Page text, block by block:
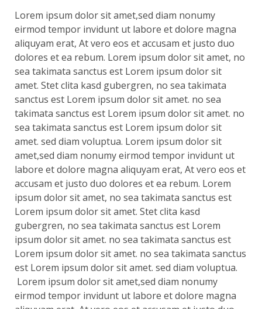
Lorem ipsum dolor sit amet,sed diam nonumy
eirmod tempor invidunt ut labore et dolore magna
aliquyam erat, At vero eos et accusam et justo duo
dolores et ea rebum. Lorem ipsum dolor sit amet, no
sea takimata sanctus est Lorem ipsum dolor sit
amet. Stet clita kasd gubergren, no sea takimata
sanctus est Lorem ipsum dolor sit amet. no sea
takimata sanctus est Lorem ipsum dolor sit amet. no
sea takimata sanctus est Lorem ipsum dolor sit
amet. sed diam voluptua. Lorem ipsum dolor sit
amet,sed diam nonumy eirmod tempor invidunt ut
labore et dolore magna aliquyam erat, At vero eos et
accusam et justo duo dolores et ea rebum. Lorem
ipsum dolor sit amet, no sea takimata sanctus est
Lorem ipsum dolor sit amet. Stet clita kasd
gubergren, no sea takimata sanctus est Lorem
ipsum dolor sit amet. no sea takimata sanctus est
Lorem ipsum dolor sit amet. no sea takimata sanctus
est Lorem ipsum dolor sit amet. sed diam voluptua.
Lorem ipsum dolor sit amet,sed diam nonumy
eirmod tempor invidunt ut labore et dolore magna